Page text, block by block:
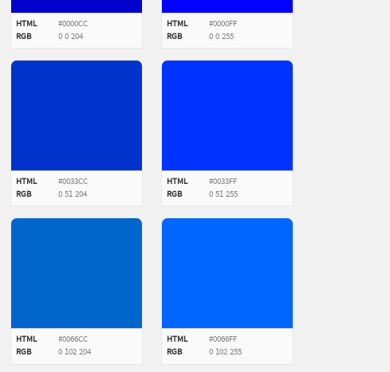
HTML
#0000CC
RGB
0 0 204
HTML
#0000FF
RGB
0 0 255
HTML
#0033CC
RGB
0 51 204
HTML
#0033FF
RGB
0 51 255
HTML
#0066CC
RGB
0 102 204
HTML
#0066FF
RGB
0 102 255